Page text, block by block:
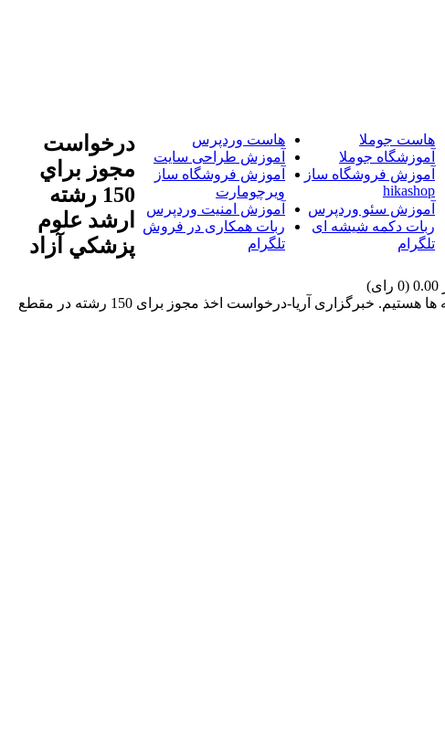
هاست جوملا
هاست وردپرس
آموزشگاه جوملا
آموزش طراحی سایت
آموزش فروشگاه ساز
hikashop
آموزش فروشگاه ساز
ویرچومارت
آموزش سئو وردپرس
آموزش امنیت وردپرس
ربات دکمه شیشه ای
تلگرام
ربات همکاری در فروش
تلگرام
درخواست
مجوز براي
150 رشته
ارشد علوم
پزشکي آزاد
خبرگزاری آریا-درخواست اخذ مجوز برای 150 رشته در مقطع ارشد به وزارت بهداشت ارسال شده و در انتظار دریافت مجوز این رشته ها هستیم. خبرگزاری آریا-درخواست اخذ مجوز برای 150 رشته در مقطع